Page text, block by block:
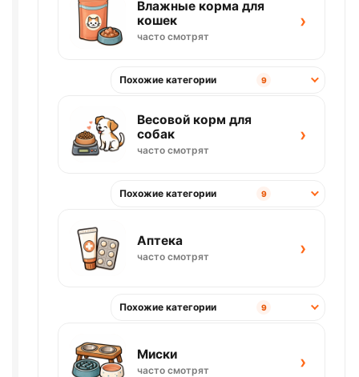
Влажные корма для
кошек
часто смотрят
›
Похожие категории 9
Весовой корм для
собак
часто смотрят
›
Похожие категории 9
Аптека
часто смотрят ›
Похожие категории 9
Миски
часто смотрят ›